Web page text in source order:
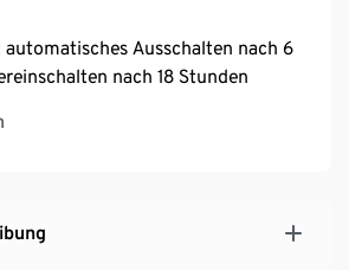
Ausschalten nach 6
nach 18 Stunden
geeignete Weihnachtsdeko